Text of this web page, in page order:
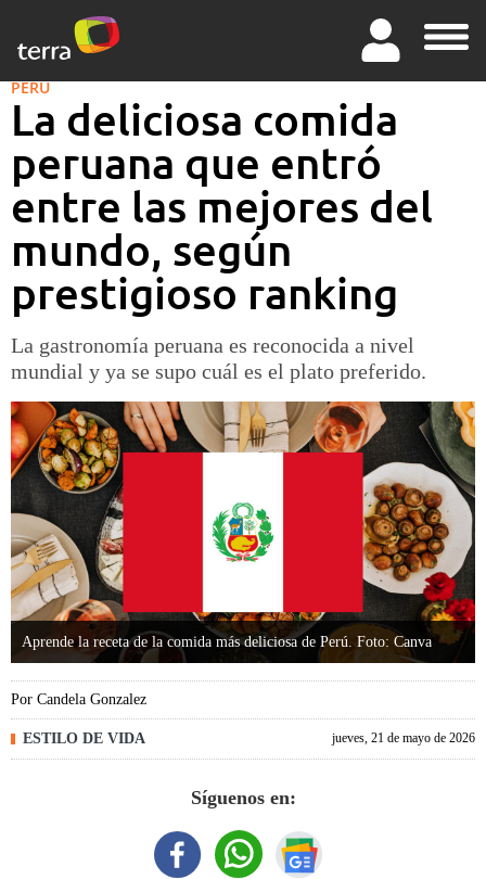
PERÚ
La deliciosa comida
peruana que entró
entre las mejores del
mundo, según
prestigioso ranking
La gastronomía peruana es reconocida a nivel
mundial y ya se supo cuál es el plato preferido.
Aprende la receta de la comida más deliciosa de Perú. Foto: Canva
ESTILO DE VIDA
Por Candela Gonzalez
jueves, 21 de mayo de 2026
Síguenos en: